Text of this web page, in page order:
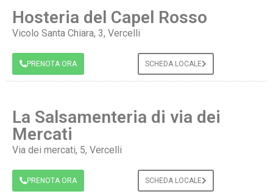
Hosteria del Capel Rosso
Vicolo Santa Chiara, 3, Vercelli
PRENOTA ORA SCHEDA LOCALE
La Salsamenteria di via dei
Mercati
Via dei mercati, 5, Vercelli
PRENOTA ORA SCHEDA LOCALE